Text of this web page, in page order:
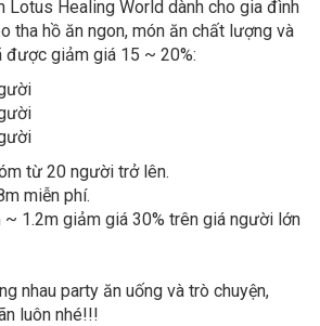
Lotus Healing World dành cho gia đình
tha hồ ăn ngon, món ăn chất lượng và
được giảm giá 15 ~ 20%:
từ 20 người trở lên.
miễn phí.
~ 1.2m giảm giá 30% trên giá người lớn
nhau party ăn uống và trò chuyện,
luôn nhé!!!